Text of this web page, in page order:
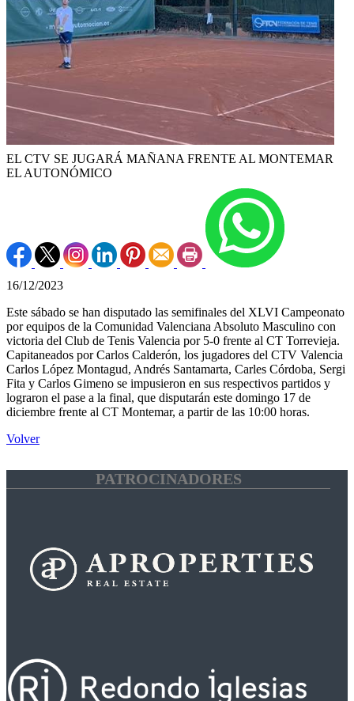
EL CTV SE JUGARÁ MAÑANA FRENTE AL MONTEMAR
EL AUTONÓMICO
16/12/2023
Este sábado se han disputado las semifinales del XLVI Campeonato
por equipos de la Comunidad Valenciana Absoluto Masculino con
victoria del Club de Tenis Valencia por 5-0 frente al CT Torrevieja.
Capitaneados por Carlos Calderón, los jugadores del CTV Valencia
Carlos López Montagud, Andrés Santamarta, Carles Córdoba, Sergi
Fita y Carlos Gimeno se impusieron en sus respectivos partidos y
lograron el pase a la final, que disputarán este domingo 17 de
diciembre frente al CT Montemar, a partir de las 10:00 horas.
Volver
PATROCINADORES